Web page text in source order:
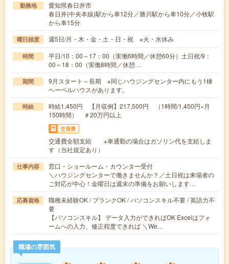
勤務地
愛知県春日井市
春日井(中央本線)駅から車12分／勝川駅から車10分／小牧駅
から車15分
曜日頻度 週5日/月・木・金・土・日・祝 ※火・水休み
時間
平日/10：00～17：00（実働6時間／休憩60分）土日祝/9：
00～18：00（実働8時間／休憩…
期間
9月スタート～長期 ※同じハウジングセンター内にもう1棟
ヘーベルハウスがあります。
時給
時給1,450円 【月収例】217,500円 （1時間/1,450円×月
150時間） ＃20万円以上
交通費
交通費全額支給 ※車通勤の場合はガソリン代を支給しま
す（当社規定あり）
仕事内容
窓口・ショールーム・カウンター受付
＼ハウジングセンターで働きませんか？／土日祝は来場者の
ご対応が中心！金曜日は週末の準備をお願いします…
応募資格
職種未経験OK / ブランクOK / パソコンスキル不要 / 英語力不
要
【パソコンスキル】 データ入力ができればOK Excelはフォ
ームへの入力、修正程度できれば ＼We…
職場の雰囲気